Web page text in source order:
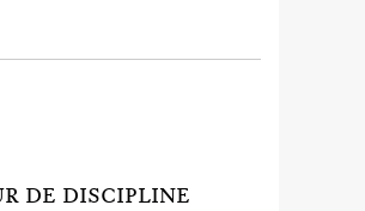
DE DISCIPLINE